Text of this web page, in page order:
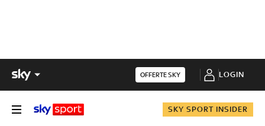
OFFERTE SKY LOGIN
SKY SPORT INSIDER